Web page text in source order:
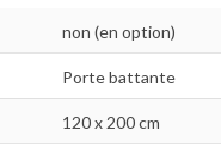
non (en option)
Porte battante
120 x 200 cm